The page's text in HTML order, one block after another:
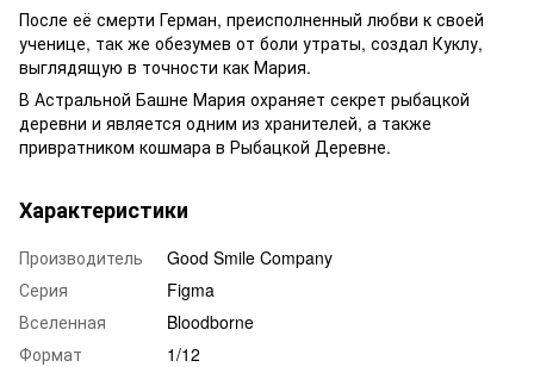
После её смерти Герман, преисполненный любви к своей
ученице, так же обезумев от боли утраты, создал Куклу,
выглядящую в точности как Мария.
В Астральной Башне Мария охраняет секрет рыбацкой
деревни и является одним из хранителей, а также
привратником кошмара в Рыбацкой Деревне.
Характеристики
Производитель
Good Smile Company
Серия
Figma
Вселенная
Bloodborne
Формат
1/12